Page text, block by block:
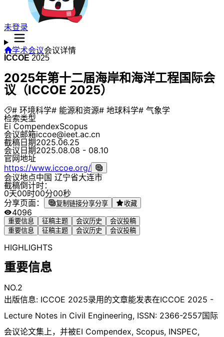
未登录
学术会议会议详情
ICCOE 2025
2025年第十二届海岸和海洋工程国际会
议（ICCOE 2025）
# 环境科学# 能源和资源# 地球科学# 气象学
检索类型
Ei CompendexScopus
会议邮箱iccoe@ieet.ac.cn
截稿日期2025.06.25
会议日期2025.08.08 - 08.10
官网地址
https://www.iccoe.org/
会议地点中国 辽宁省大连市
截稿倒计时：
0天00时00分00秒
分享页面：
复制链接分享分享 收藏
4096
重要信息 征稿主题 会议历史
会议投稿
重要信息
征稿主题 会议历史 会议投稿
HIGHLIGHTS
重要信息
NO.2
出版信息: ICCOE 2025录用的文章能发表在ICCOE 2025 -
Lecture Notes in Civil Engineering, ISSN: 2366-2557国际
会议论文集上，并被EI Compendex, Scopus, INSPEC,